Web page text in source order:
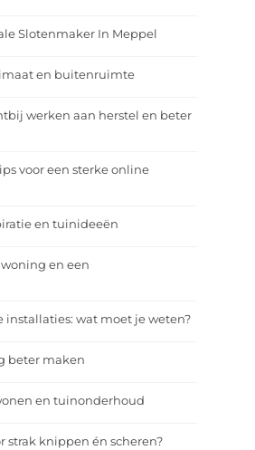
Slotenmaker In Meppel
en buitenruimte
werken aan herstel en beter
voor een sterke online
en tuinideeën
en een
wat moet je weten?
beter maken
en tuinonderhoud
strak knippen én scheren?